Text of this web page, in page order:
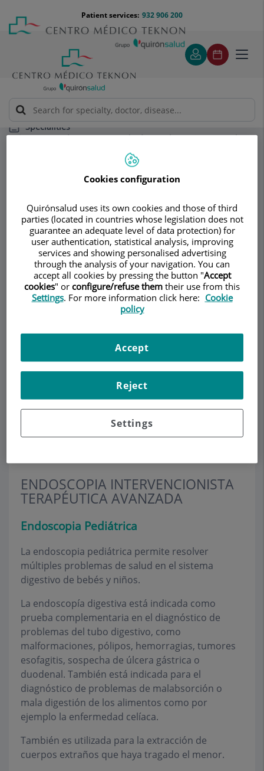
content
Menú
teléfono
cabecera
932 906 200
Patient services:
Specialities
Instituto de Gastroenterología y Endoscopia Avanzada
Unidad de Endoscopia Digestiva
Endoscopia Pediátrica
Consultation area
Id
Instituto de
Gastroenterología y
Endoscopia
Avanzada Teknon
ADULT GASTROENTEROLOGY
Team Contact
Make an appointment
Endoscopia Pediátrica
ENDOSCOPIA INTERVENCIONISTA
TERAPÉUTICA AVANZADA
Endoscopia Pediátrica
La endoscopia pediátrica permite resolver
múltiples problemas de salud en el sistema
digestivo de bebés y niños.
La endoscopía digestiva está indicada como
prueba complementaria en el diagnóstico de
problemas del tubo digestivo, como
malformaciones, pólipos, hemorragias, tumores
esofagitis, sospecha de úlcera gástrica o
duodenal. También está indicada para el
diagnóstico de problemas de malabsorción o
mala digestión de los alimentos como por
ejemplo la enfermedad celíaca.
También es utilizada para la extracción de
cuerpos extraños que haya tragado el menor.
Cookies configuration
Quirónsalud uses its own cookies and those of third
parties (located in countries whose legislation does not
guarantee an adequate level of data protection) for
user authentication, statistical analysis, improving
services and showing personalised advertising
through the analysis of your navigation. You can
accept all cookies by pressing the button "Accept
cookies" or configure/refuse them their use from this
Settings. For more information click here: Cookie
policy
Settings
Reject
Accept